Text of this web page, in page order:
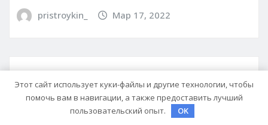
pristroykin_ Мар 17, 2022
UNCATEGORISED
Любовь Успенская —
Этот сайт использует куки-файлы и другие технологии, чтобы
помочь вам в навигации, а также предоставить лучший
пользовательский опыт.
OK